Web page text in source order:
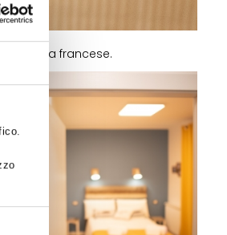
letto alla francese.